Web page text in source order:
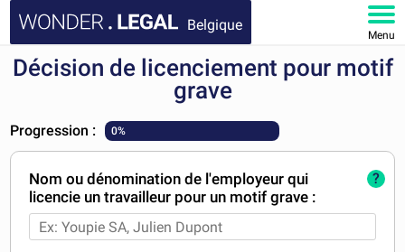
Belgique
Menu
ACCUEIL
MON COMPTE
Décision de licenciement pour motif
grave
Progression : 0%
Nom ou dénomination de l'employeur qui
licencie un travailleur pour un motif grave :
?